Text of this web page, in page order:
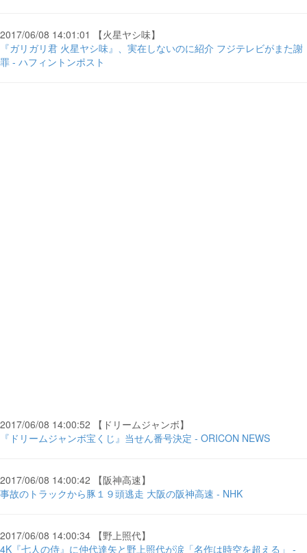
2017/06/08 14:01:01 【火星ヤシ味】
『ガリガリ君 火星ヤシ味』、実在しないのに紹介 フジテレビがまた謝
罪 - ハフィントンポスト
2017/06/08 14:00:52 【ドリームジャンボ】
『ドリームジャンボ宝くじ』当せん番号決定 - ORICON NEWS
2017/06/08 14:00:42 【阪神高速】
事故のトラックから豚１９頭逃走 大阪の阪神高速 - NHK
2017/06/08 14:00:34 【野上照代】
4K『七人の侍』に仲代達矢と野上照代が涙「名作は時空を超える」 -